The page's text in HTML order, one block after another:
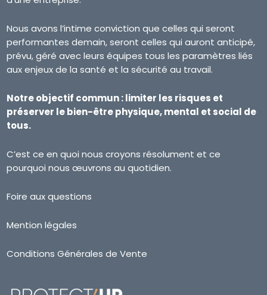
Nous avons l’intime conviction que celles qui seront
performantes demain, seront celles qui auront anticipé,
prévu, géré avec leurs équipes tous les paramètres liés
aux enjeux de la santé et la sécurité au travail.
Notre objectif commun : limiter les risques et
préserver le bien-être physique, mental et social de
tous.
C’est ce en quoi nous croyons résolument et ce
pourquoi nous œuvrons au quotidien.
Foire aux questions
Mention légales
Conditions Générales de Vente